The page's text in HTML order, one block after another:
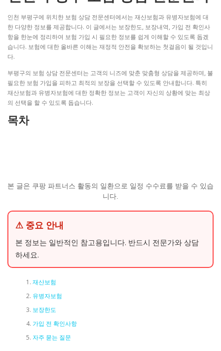
인천 부평구에 위치한 보험 상담 전문센터에서는 재산보험과 유병자보험에 대
한 다양한 정보를 제공합니다. 이 글에서는 보장한도, 보장내역, 가입 전 확인사
항을 한눈에 정리하여 보험 가입 시 필요한 정보를 쉽게 이해할 수 있도록 돕겠
습니다. 보험에 대한 올바른 이해는 재정적 안전을 확보하는 첫걸음이 될 것입니
다.
부평구의 보험 상담 전문센터는 고객의 니즈에 맞춘 맞춤형 상담을 제공하며, 불
필요한 보험 가입을 피하고 최적의 보장을 선택할 수 있도록 안내합니다. 특히
재산보험과 유병자보험에 대한 정확한 정보는 고객이 자신의 상황에 맞는 최상
의 선택을 할 수 있도록 돕습니다.
목차
본 글은 쿠팡 파트너스 활동의 일환으로 일정 수수료를 받을 수 있습
니다.
⚠ 중요 안내
본 정보는 일반적인 참고용입니다. 반드시 전문가와 상담
하세요.
재산보험
유병자보험
보장한도
가입 전 확인사항
자주 묻는 질문